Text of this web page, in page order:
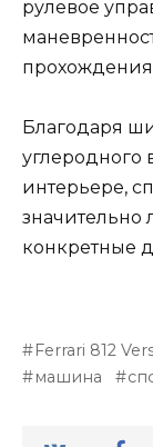
рулевое
прохождения
Благодаря
углеродного
интерьере,
значительно
конкретные
Ferrari 812
машина